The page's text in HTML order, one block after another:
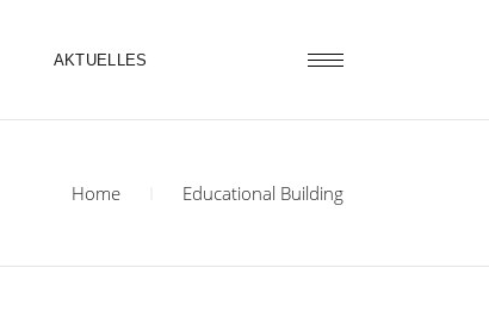
AKTUELLES
Home Educational Building